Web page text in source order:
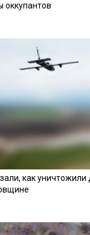
оккупантов
как уничтожили